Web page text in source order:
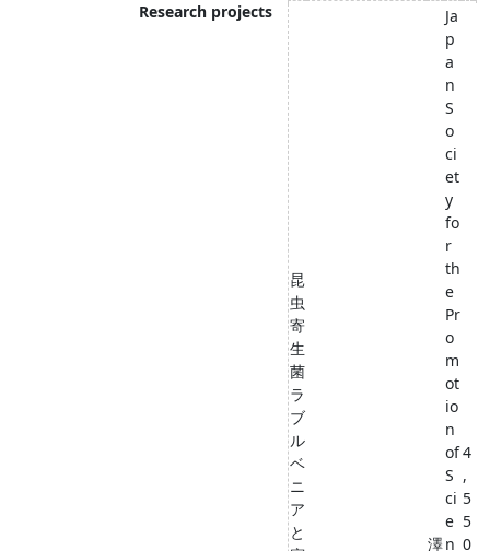
Research projects
昆
虫
寄
生
菌
ラ
ブ
ル
ベ
ニ
ア
と
澤
Ja
p
a
n
S
o
ci
et
y
fo
r
th
e
Pr
o
m
ot
io
n
of
S
ci
e
n
4
,
5
5
0